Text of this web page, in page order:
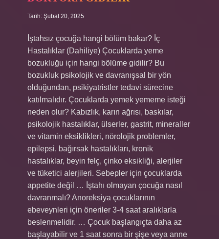
Tarih: Şubat 20, 2025
İştahsız çocuğa hangi bölüm bakar? İç
Hastalıklar (Dahiliye) Çocuklarda yeme
bozukluğu için hangi bölüme gidilir? Bu
bozukluk psikolojik ve davranışsal bir yön
olduğundan, psikiyatristler tedavi sürecine
katılmalıdır. Çocuklarda yemek yememe isteği
neden olur? Kabızlık, karın ağrısı, baskılar,
psikolojik hastalıklar, ülserler, gastrit, mineraller
ve vitamin eksiklikleri, nörolojik problemler,
epilepsi, bağırsak hastalıkları, kronik
hastalıklar, beyin felç, çinko eksikliği, alerjiler
ve tüketici alerjileri. Sebepler için çocuklarda
appetite değil … İştahı olmayan çocuğa nasıl
davranmalı? Anoreksiya çocuklarının
ebeveynleri için öneriler 3-4 saat aralıklarla
beslenmelidir. … Çocuk başlangıçta daha az
başlayabilir ve 1 saat sonra bir şişe veya anne